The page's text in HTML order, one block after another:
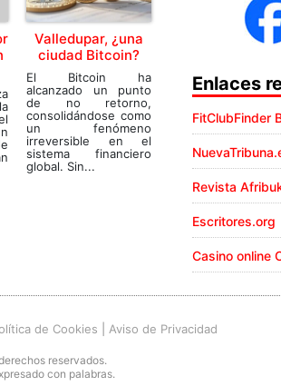
Valledupar, ¿una
ciudad Bitcoin?
El Bitcoin ha
alcanzado un punto
de no retorno,
consolidándose como
un fenómeno
irreversible en el
sistema financiero
global. Sin...
Enlaces
FitClubFinder
Revista
Escritores.org
Casino online
de Cookies Aviso de Privacidad
reservados.
con palabras.